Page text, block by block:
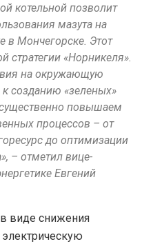
котельной позволит
мазута на
в Мончегорске. Этот
стратегии «Норникеля».
на окружающую
созданию «зеленых»
повышаем
процессов – от
до оптимизации
– отметил вице-
Евгений
виде снижения